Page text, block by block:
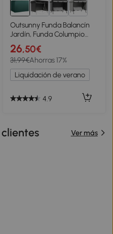
Outsunny Funda Balancín
Jardín, Funda Columpio
Jardín Exterior, Cubierta de
Columpio con Cremallera,
Impermeable, 215x155x150
cm, Verde
26,50€
31,99€Ahorras 17%
Liquidación de verano
4.9
clientes Ver más